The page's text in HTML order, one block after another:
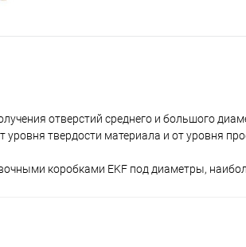
отверстий среднего и большого
уровня твердости материала и от уровня
коробками EKF под диаметры,